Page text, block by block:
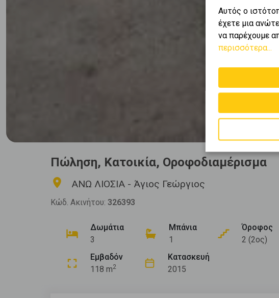
Πώληση, Κατοικία, Οροφοδιαμέρισμα
ΑΝΩ ΛΙΟΣΙΑ - Άγιος Γεώργιος
Κώδ. Ακινήτου: 326393
Δωμάτια
3
Μπάνια
1
Όροφος
2 (2ος)
Εμβαδόν
118 m2
Κατασκευή
2015
Αυτός ο
έχετε μια
να παρέχουμε
περισσότερα...